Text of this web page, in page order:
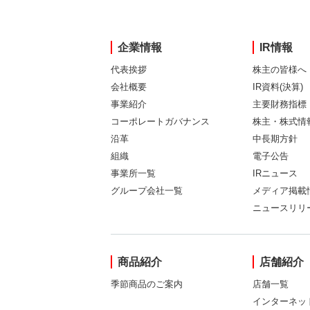
企業情報
代表挨拶
会社概要
事業紹介
コーポレートガバナンス
沿革
組織
事業所一覧
グループ会社一覧
IR情報
株主の皆様へ
IR資料(決算)
主要財務指標
株主・株式情
中長期方針
電子公告
IRニュース
メディア掲載
ニュースリリ
商品紹介
季節商品のご案内
店舗紹介
店舗一覧
インターネッ